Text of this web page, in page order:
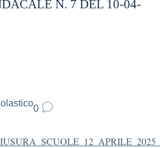
N. 7 DEL 10-04-
0